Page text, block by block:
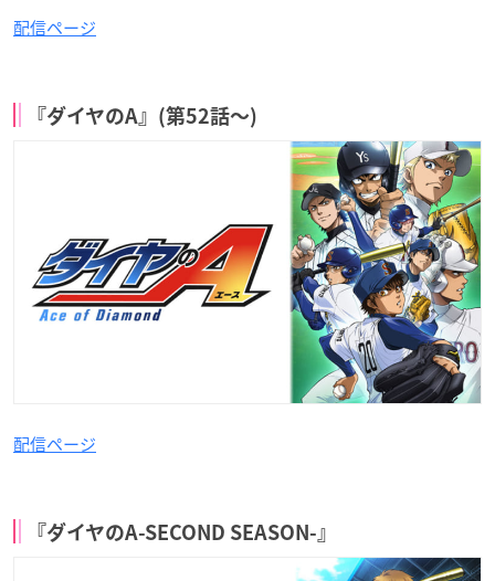
配信ページ
『ダイヤのA』(第52話〜)
配信ページ
『ダイヤのA-SECOND SEASON-』